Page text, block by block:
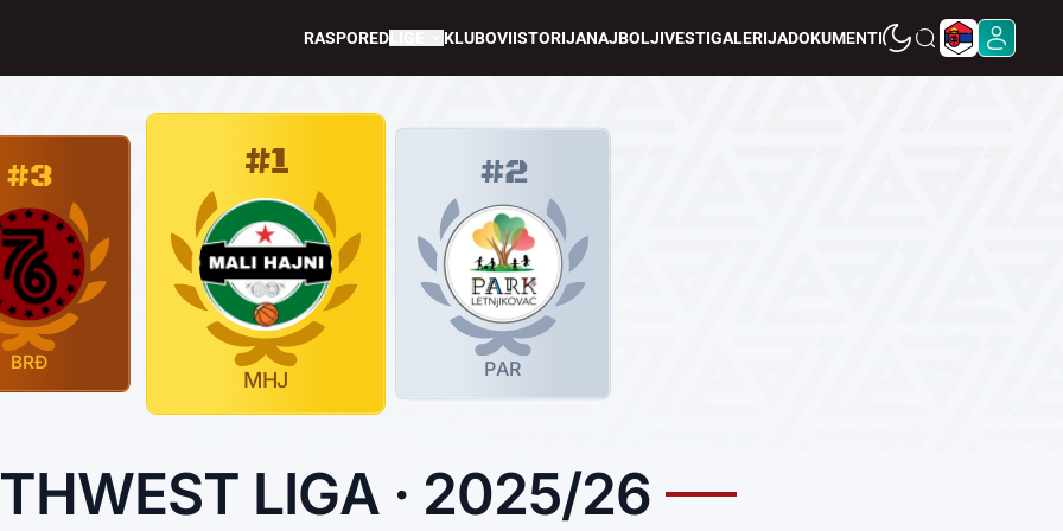
RASPORED KLUBOVIISTORIJANAJBOLJIVESTIGALERIJADOKUMENTI
#3
BRĐ
#1
MHJ
#2
PAR
LIGA · 2025/26